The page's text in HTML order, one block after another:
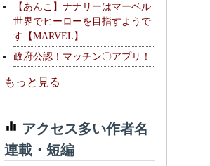
【あんこ】ナナリーはマーベル
世界でヒーローを目指すようで
す【MARVEL】
政府公認！マッチン〇アプリ！
もっと見る
アクセス多い作者名
連載・短編